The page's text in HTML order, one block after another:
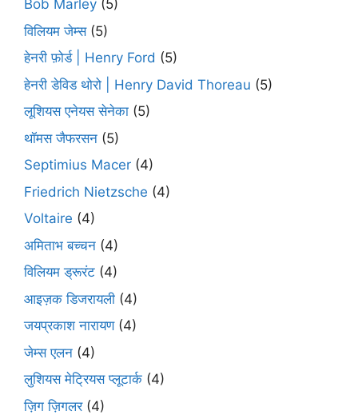
Bob Marley (5)
विलियम जेम्स(5)
हेनरी फ़ोर्ड | Henry Ford (5)
हेनरी डेविड थोरो | Henry David Thoreau (5)
लूशियस एनेयस सेनेका (5)
थॉमस जैफरसन (5)
Septimius Macer (4)
Friedrich Nietzsche (4)
Voltaire (4)
अमिताभ बच्चन (4)
विलियम ड्रूरंट (4)
आइज़क डिजरायली (4)
जयप्रकाश नारायण(4)
जेम्स एलन (4)
लुशियस मेट्रियस प्लूटार्क (4)
ज़िग ज़िगलर(4)